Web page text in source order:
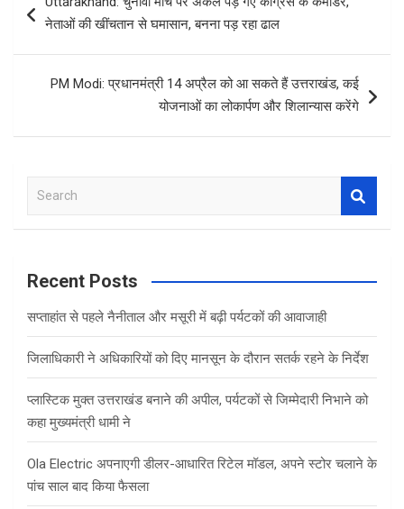
o
k
A
p
navigation
नेताओं की खींचतान से घमासान, बनना पड़ रहा ढाल
PM Modi: प्रधानमंत्री 14 अप्रैल को आ सकते हैं उत्तराखंड, कई
योजनाओं का लोकार्पण और शिलान्यास करेंगे
a
c
Recent Posts
सप्ताहांत से पहले नैनीताल और मसूरी में बढ़ी पर्यटकों की आवाजाही
जिलाधिकारी ने अधिकारियों को दिए मानसून के दौरान सतर्क रहने के निर्देश
प्लास्टिक मुक्त उत्तराखंड बनाने की अपील, पर्यटकों से जिम्मेदारी निभाने को
कहा मुख्यमंत्री धामी ने
Ola Electric अपनाएगी डीलर-आधारित रिटेल मॉडल, अपने स्टोर चलाने के
पांच साल बाद किया फैसला